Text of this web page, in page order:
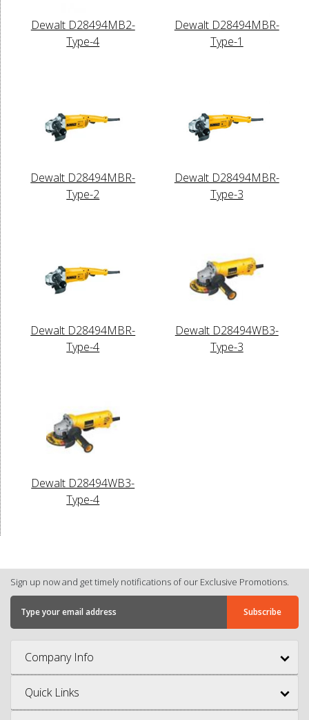
Dewalt D28494MB2-
Type-4
Dewalt D28494MBR-
Type-1
Dewalt D28494MBR-
Type-2
Dewalt D28494MBR-
Type-3
Dewalt D28494MBR-
Type-4
Dewalt D28494WB3-
Type-3
Dewalt D28494WB3-
Type-4
Sign up now and get timely notifications of our Exclusive Promotions.
Company Info
Quick Links